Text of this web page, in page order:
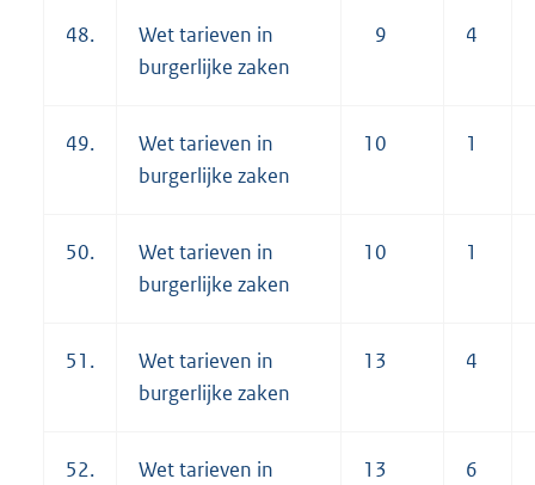
48.
Wet tarieven in
burgerlijke zaken
9 4
49.
Wet tarieven in
burgerlijke zaken
10 1
50.
Wet tarieven in
burgerlijke zaken
10 1
51.
Wet tarieven in
burgerlijke zaken
13 4
52. Wet tarieven in 13 6